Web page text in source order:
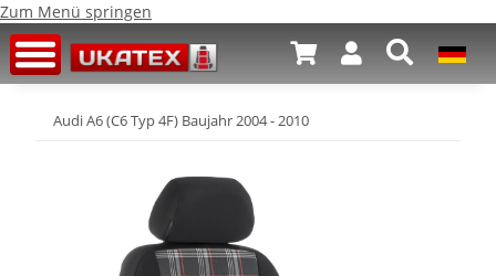
Zum Menü springen
Audi A6 (C6 Typ 4F) Baujahr 2004 - 2010